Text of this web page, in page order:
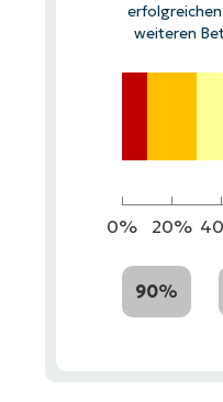
weiteren
0% 20%
90%